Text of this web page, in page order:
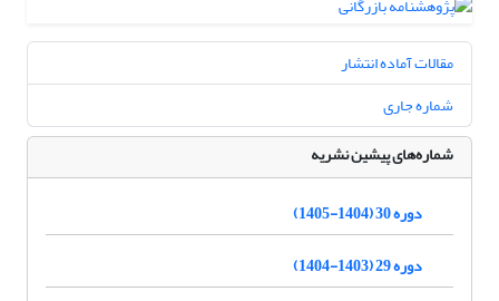
مقالات آماده انتشار
شماره جاری
شماره‌های پیشین نشریه
دوره 30 (1404-1405)
دوره 29 (1403-1404)